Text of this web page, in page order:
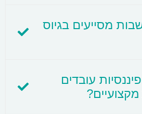
מסייעים בגיוס
עובדים